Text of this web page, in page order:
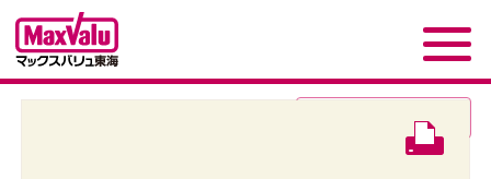
レシピページトップ